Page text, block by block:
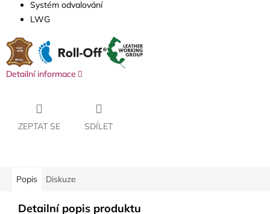
Systém odvalování
LWG
Detailní informace
ZEPTAT SE SDÍLET
Popis Diskuze
Detailní popis produktu